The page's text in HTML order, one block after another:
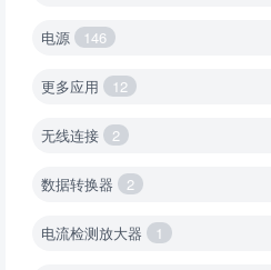
电源 146
更多应用 12
无线连接 2
数据转换器 2
电流检测放大器 1